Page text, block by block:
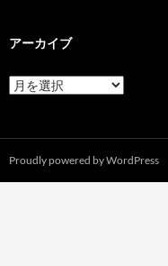
アーカイブ
ア
ー
Proudly powered by WordPress